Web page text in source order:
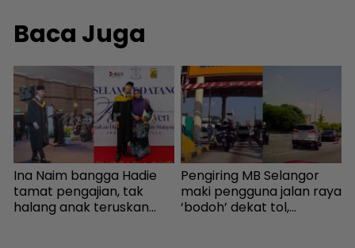
Baca Juga
Ina Naim bangga Hadie
tamat pengajian, tak
halang anak teruskan
Pengiring MB Selangor
maki pengguna jalan raya
‘bodoh’ dekat tol,